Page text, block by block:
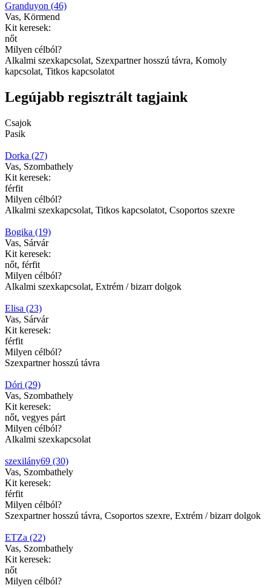
Granduyon (46)
Vas, Körmend
Kit keresek:
nőt
Milyen célból?
Alkalmi szexkapcsolat, Szexpartner hosszú távra, Komoly
kapcsolat, Titkos kapcsolatot
Legújabb regisztrált tagjaink
Csajok
Pasik
Dorka (27)
Vas, Szombathely
Kit keresek:
férfit
Milyen célból?
Alkalmi szexkapcsolat, Titkos kapcsolatot, Csoportos szexre
Bogika (19)
Vas, Sárvár
Kit keresek:
nőt, férfit
Milyen célból?
Alkalmi szexkapcsolat, Extrém / bizarr dolgok
Elisa (23)
Vas, Sárvár
Kit keresek:
férfit
Milyen célból?
Szexpartner hosszú távra
Dóri (29)
Vas, Szombathely
Kit keresek:
nőt, vegyes párt
Milyen célból?
Alkalmi szexkapcsolat
szexilány69 (30)
Vas, Szombathely
Kit keresek:
férfit
Milyen célból?
Szexpartner hosszú távra, Csoportos szexre, Extrém / bizarr dolgok
ETZa (22)
Vas, Szombathely
Kit keresek:
nőt
Milyen célból?